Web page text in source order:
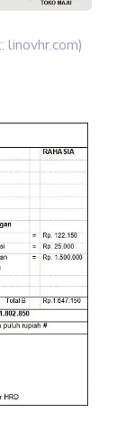
linovhr.com)